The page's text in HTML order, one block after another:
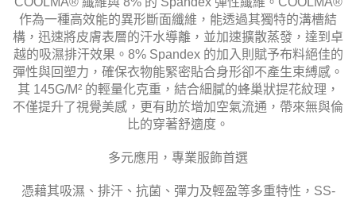
作為一種高效能的異形斷面纖維，能透過其獨特的溝槽結
構，迅速將皮膚表層的汗水導離，並加速擴散蒸發，達到卓
越的吸濕排汗效果。8% Spandex 的加入則賦予布料絕佳的
彈性與回塑力，確保衣物能緊密貼合身形卻不產生束縛感。
其 145G/M² 的輕量化克重，結合細膩的蜂巢狀提花紋理，
不僅提升了視覺美感，更有助於增加空氣流通，帶來無與倫
比的穿著舒適度。
多元應用，專業服飾首選
憑藉其吸濕、排汗、抗菌、彈力及輕盈等多重特性，SS-